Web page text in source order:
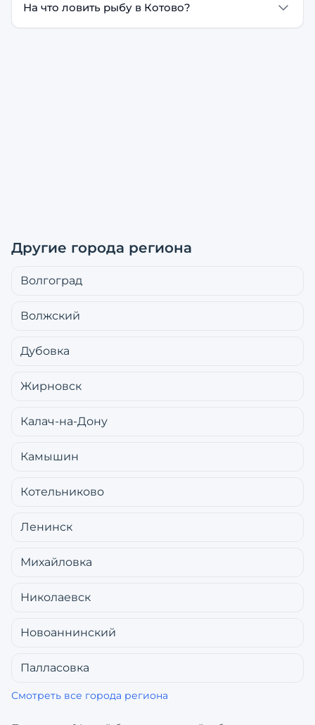
На что ловить рыбу в Котово?
Другие города региона
Волгоград
Волжский
Дубовка
Жирновск
Калач-на-Дону
Камышин
Котельниково
Ленинск
Михайловка
Николаевск
Новоаннинский
Палласовка
Смотреть все города региона